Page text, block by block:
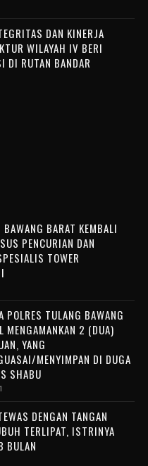
DAN KINERJA
WILAYAH IV BERI
DI RUTAN BANDAR
BARAT KEMBALI
PENCURIAN DAN
TOWER
POLRES TULANG BAWANG
MENGAMANKAN 2 (DUA)
YANG
MENYIMPAN DI DUGA
SHABU
DENGAN TANGAN
TERLIPAT, ISTRINYA
BULAN